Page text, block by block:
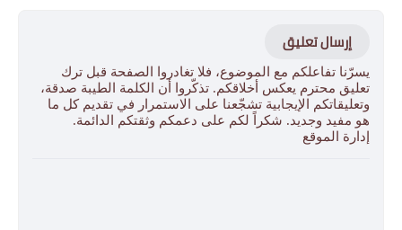
إرسال تعليق
يسرّنا تفاعلكم مع الموضوع، فلا تغادروا الصفحة قبل ترك
تعليق محترم يعكس أخلاقكم. تذكّروا أن الكلمة الطيبة صدقة،
وتعليقاتكم الإيجابية تشجّعنا على الاستمرار في تقديم كل ما
هو مفيد وجديد. شكراً لكم على دعمكم وثقتكم الدائمة.
إدارة الموقع